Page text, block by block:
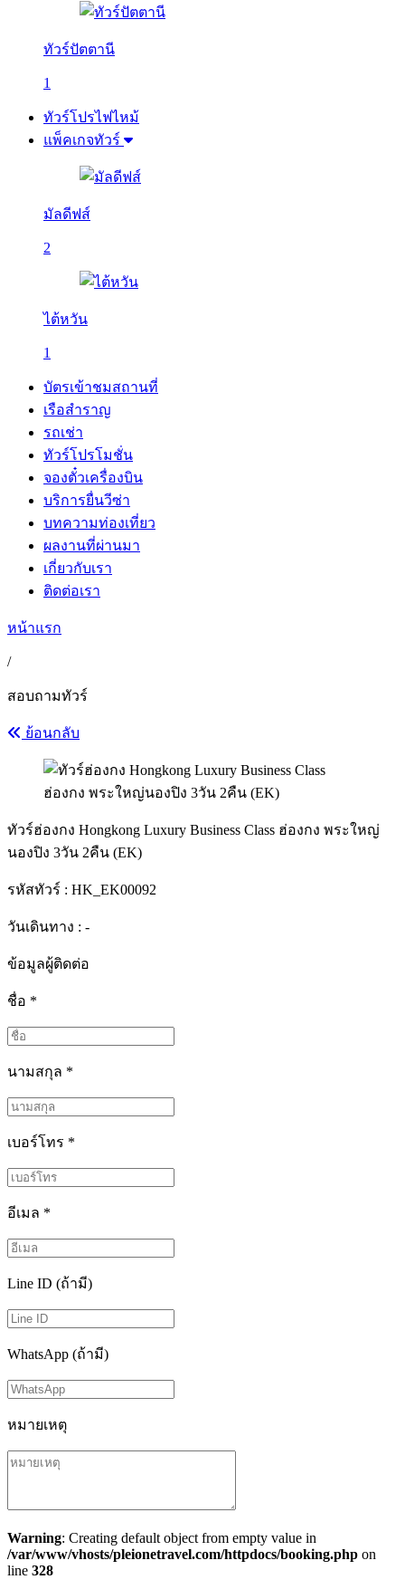
ทัวร์ปัตตานี
1
ทัวร์โปรไฟไหม้
แพ็คเกจทัวร์
มัลดีฟส์
2
ไต้หวัน
1
บัตรเข้าชมสถานที่
เรือสำราญ
รถเช่า
ทัวร์โปรโมชั่น
จองตั๋วเครื่องบิน
บริการยื่นวีซ่า
บทความท่องเที่ยว
ผลงานที่ผ่านมา
เกี่ยวกับเรา
ติดต่อเรา
หน้าแรก
/
สอบถามทัวร์
ย้อนกลับ
ทัวร์ฮ่องกง Hongkong Luxury Business Class ฮ่องกง พระใหญ่
นองปิง 3วัน 2คืน (EK)
รหัสทัวร์ : HK_EK00092
วันเดินทาง : -
ข้อมูลผู้ติดต่อ
ชื่อ *
นามสกุล *
เบอร์โทร *
อีเมล *
Line ID (ถ้ามี)
WhatsApp (ถ้ามี)
หมายเหตุ
Warning: Creating default object from empty value in
/var/www/vhosts/pleionetravel.com/httpdocs/booking.php on
line 328